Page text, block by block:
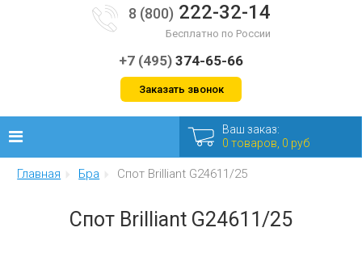
8 (800) 222-32-14
Бесплатно по России
+7 (495) 374-65-66
Заказать звонок
Люстры
Ваш заказ:
0 товаров, 0 руб
Главная Бра Спот Brilliant G24611/25
Спот Brilliant G24611/25